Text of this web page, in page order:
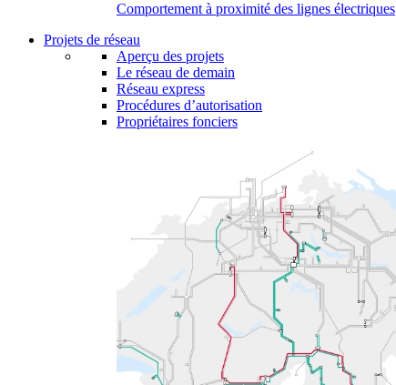
Comportement à proximité des lignes électriques
Projets de réseau
Aperçu des projets
Le réseau de demain
Réseau express
Procédures d’autorisation
Propriétaires fonciers